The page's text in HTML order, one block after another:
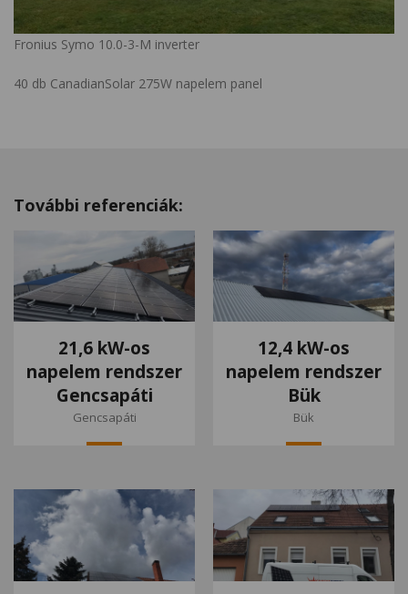
Fronius Symo 10.0-3-M inverter
40 db CanadianSolar 275W napelem panel
További referenciák:
21,6 kW-os
napelem rendszer
Gencsapáti
Gencsapáti
12,4 kW-os
napelem rendszer
Bük
Bük